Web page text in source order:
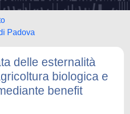
Padova
delle esternalità
biologica e
benefit